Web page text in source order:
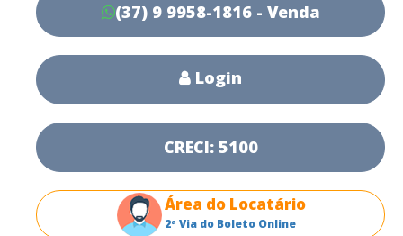
(37) 9 9958-1816 - Venda
Login
CRECI: 5100
Área do Locatário
2ª Via do Boleto Online